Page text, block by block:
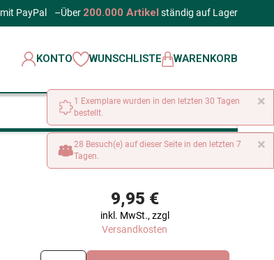
mit PayPal –Über 200.000 Artikel ständig auf Lager
KONTO WUNSCHLISTE WARENKORB
9,95 €
inkl. MwSt., zzgl
Versandkosten
×
1 Exemplare wurden in den letzten 30 Tagen
bestellt.
×
28 Besuch(e) auf dieser Seite in den letzten 7
Tagen.